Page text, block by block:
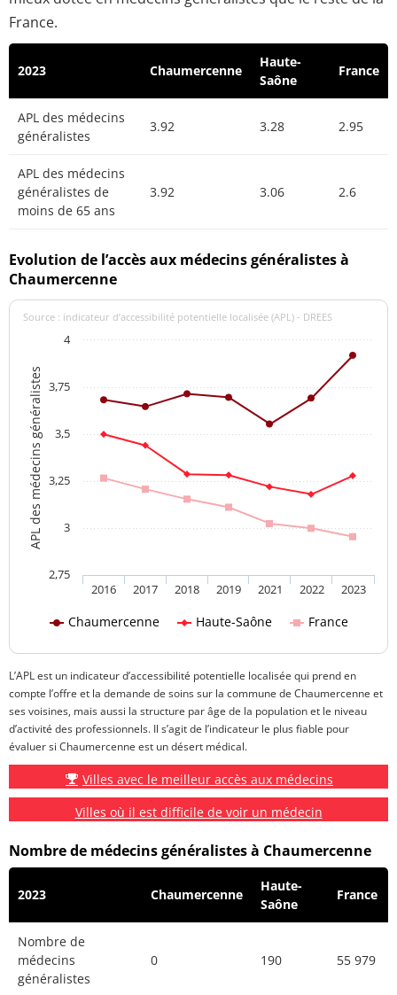
France.
2023 Chaumercenne
Haute-
Saône
France
APL des médecins
généralistes
3.92 3.28 2.95
APL des médecins
généralistes de
moins de 65 ans
3.92 3.06 2.6
Evolution de l’accès aux médecins généralistes à
Chaumercenne
APL des médecins généralistes
Source : indicateur d’accessibilité potentielle localisée (APL) - DREES
Chaumercenne Haute-Saône France
2016 2017 2018 2019 2021 2022 2023
2,75
3
3,25
3,5
3,75
4
L’APL est un indicateur d’accessibilité potentielle localisée qui prend en
compte l’offre et la demande de soins sur la commune de Chaumercenne et
ses voisines, mais aussi la structure par âge de la population et le niveau
d’activité des professionnels. Il s’agit de l’indicateur le plus fiable pour
évaluer si Chaumercenne est un désert médical.
Villes avec le meilleur accès aux médecins
Villes où il est difficile de voir un médecin
Nombre de médecins généralistes à Chaumercenne
2023 Chaumercenne
Haute-
Saône
France
Nombre de
médecins
généralistes
0 190 55 979